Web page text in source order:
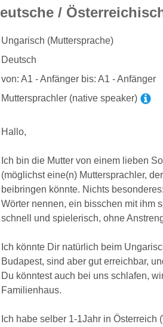
/
Ungarisch (Muttersprache)
Deutsch
von: A1 - Anfänger bis: A1 - Anfänger
Muttersprachler (native speaker)
Hallo,
Ich bin die Mutter von einem lieben
(möglichst eine(n) Muttersprachler,
beibringen könnte. Nichts
Wörter nennen, ein bisschen mit ihm
schnell und spielerisch, ohne
Ich könnte Dir natürlich beim
Budapest, sind aber gut erreichbar,
Du könntest auch bei uns schlafen,
Familienhaus.
Ich habe selber 1-1Jahr in